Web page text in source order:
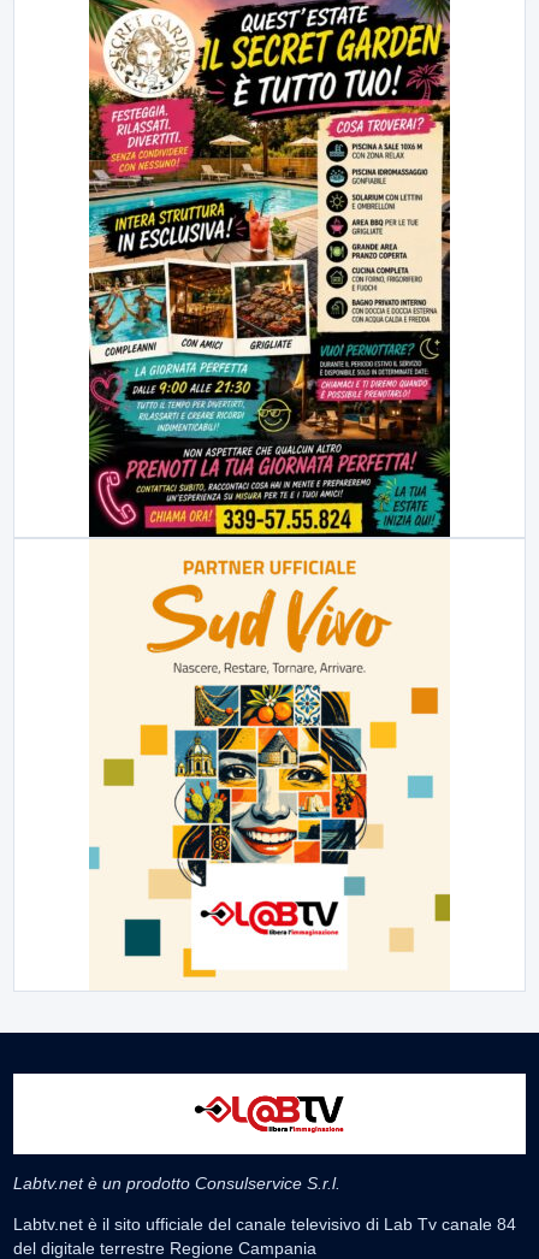
Labtv.net è un prodotto Consulservice S.r.l.
Labtv.net è il sito ufficiale del canale televisivo di Lab Tv canale 84
del digitale terrestre Regione Campania